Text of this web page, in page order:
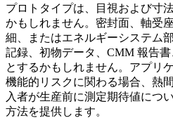
プロトタイプは、目視および寸
かもしれません。密封面、軸受
細、またはエネルギーシステム
記録、初物データ、CMM 報告
とするかもしれません。アプリ
機能的リスクに関わる場合、 熱
入者が生産前に測定期待値につ
方法を提供します。